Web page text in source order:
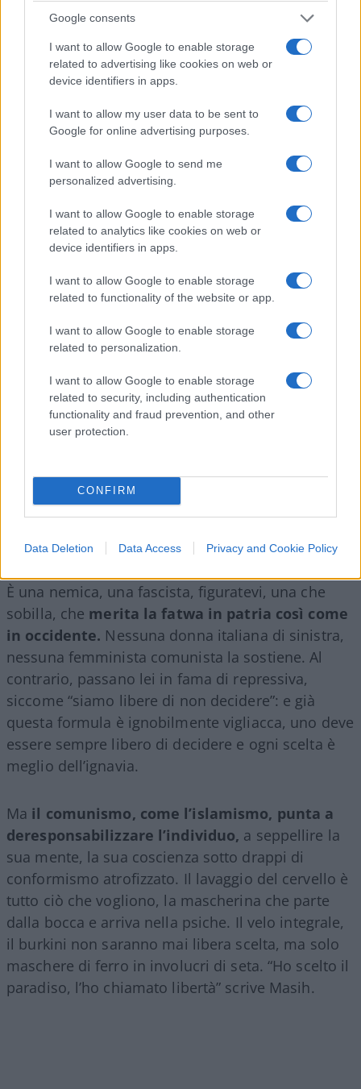
Google consents
I want to allow Google to enable storage
related to advertising like cookies on web or
device identifiers in apps.
I want to allow my user data to be sent to
Google for online advertising purposes.
I want to allow Google to send me
personalized advertising.
I want to allow Google to enable storage
related to analytics like cookies on web or
device identifiers in apps.
I want to allow Google to enable storage
related to functionality of the website or app.
I want to allow Google to enable storage
related to personalization.
I want to allow Google to enable storage
related to security, including authentication
functionality and fraud prevention, and other
user protection.
CONFIRM
Data Deletion Data Access Privacy and Cookie Policy
poco: è l’idea di libertà a dover essere maledetta,
vedeva in pandemia. Oggi allo scopo serve l’Islam
fanatico, poi si vedrà.
“Il nazionalismo non riconosce i confini; non si
libere in arene per l’applicazione della loro sharia,
finché non imporranno un’obbligatoria hijab alle
donne occidentali e finché non legalizzeranno il
matrimonio con ragazze di 9 anni” (la pedofilia
istituzionalizzata è un altro pallino comunista).
Dicendo, scrivendo tutto questo, cioè l’unica verità
vera, per le nostre femen col culo incremato
ha smesso di essere una donna.
È una nemica, una fascista, figuratevi, una che
sobilla, che merita la fatwa in patria così come
in occidente. Nessuna donna italiana di sinistra,
nessuna femminista comunista la sostiene. Al
contrario, passano lei in fama di repressiva,
siccome “siamo libere di non decidere”: e già
questa formula è ignobilmente vigliacca, uno deve
essere sempre libero di decidere e ogni scelta è
meglio dell’ignavia.
Ma il comunismo, come l’islamismo, punta a
deresponsabilizzare l’individuo, a seppellire la
sua mente, la sua coscienza sotto drappi di
conformismo atrofizzato. Il lavaggio del cervello è
tutto ciò che vogliono, la mascherina che parte
dalla bocca e arriva nella psiche. Il velo integrale,
il burkini non saranno mai libera scelta, ma solo
maschere di ferro in involucri di seta. “Ho scelto il
paradiso, l’ho chiamato libertà” scrive Masih.